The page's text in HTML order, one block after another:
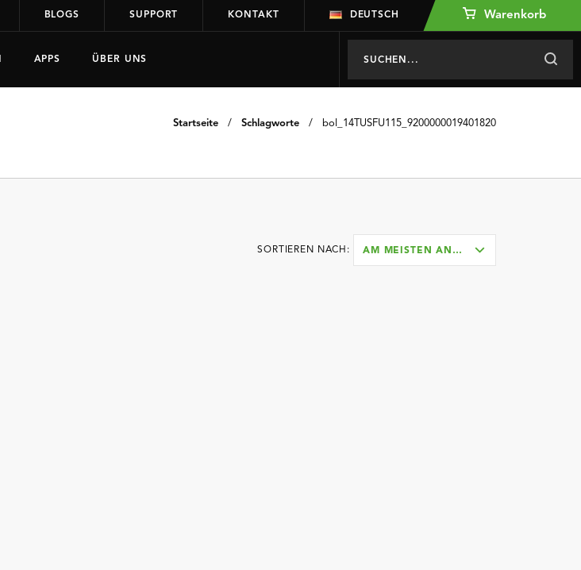
BLOGS SUPPORT KONTAKT DEUTSCH Warenkorb
APPS ÜBER UNS
Startseite / Schlagworte / bol_14TUSFU115_9200000019401820
SORTIEREN NACH: AM MEISTEN ANGESEHEN